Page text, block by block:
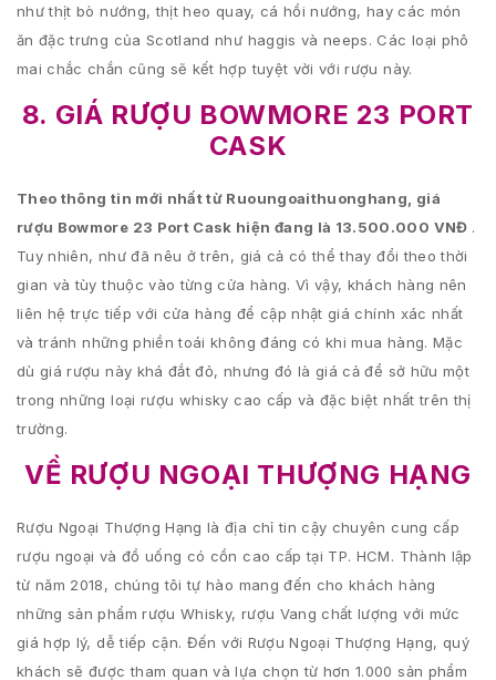
như thịt bò nướng, thịt heo quay, cá hồi nướng, hay các món
ăn đặc trưng của Scotland như haggis và neeps. Các loại phô
mai chắc chắn cũng sẽ kết hợp tuyệt vời với rượu này.
8. GIÁ RƯỢU BOWMORE 23 PORT
CASK
Theo thông tin mới nhất từ Ruoungoaithuonghang, giá
rượu Bowmore 23 Port Cask hiện đang là 13.500.000 VNĐ .
Tuy nhiên, như đã nêu ở trên, giá cả có thể thay đổi theo thời
gian và tùy thuộc vào từng cửa hàng. Vì vậy, khách hàng nên
liên hệ trực tiếp với cửa hàng để cập nhật giá chính xác nhất
và tránh những phiền toái không đáng có khi mua hàng. Mặc
dù giá rượu này khá đắt đỏ, nhưng đó là giá cả để sở hữu một
trong những loại rượu whisky cao cấp và đặc biệt nhất trên thị
trường.
VỀ RƯỢU NGOẠI THƯỢNG HẠNG
Rượu Ngoại Thượng Hạng là địa chỉ tin cậy chuyên cung cấp
rượu ngoại và đồ uống có cồn cao cấp tại TP. HCM. Thành lập
từ năm 2018, chúng tôi tự hào mang đến cho khách hàng
những sản phẩm rượu Whisky, rượu Vang chất lượng với mức
giá hợp lý, dễ tiếp cận. Đến với Rượu Ngoại Thượng Hạng, quý
khách sẽ được tham quan và lựa chọn từ hơn 1.000 sản phẩm